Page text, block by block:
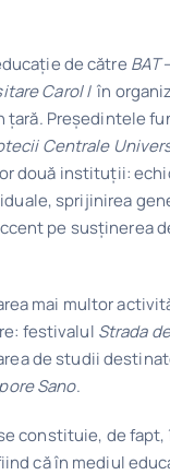
de către BAT
Carol Iîn
Președintele
Centrale
două instituții:
sprijinirea
pe susținerea
mai multor
festivalul Strada
de studii
Sano.
constituie, de
că în mediul